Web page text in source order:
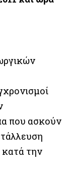
που ασκούν
κατά την